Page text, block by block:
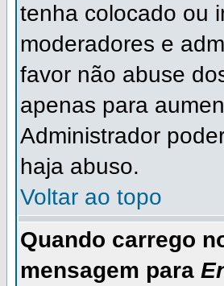
tenha colocado ou
moderadores e
favor não abuse
apenas para
Administrador
haja abuso.
Voltar ao topo
Quando carrego
mensagem para